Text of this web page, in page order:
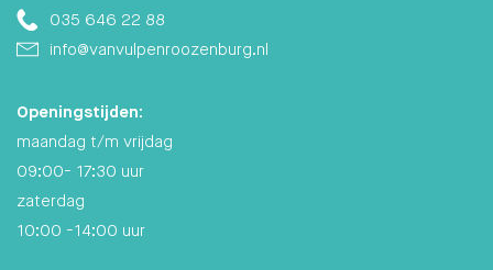
035 646 22 88
info@vanvulpenroozenburg.nl
Openingstijden:
maandag t/m vrijdag
09:00- 17:30 uur
zaterdag
10:00 -14:00 uur